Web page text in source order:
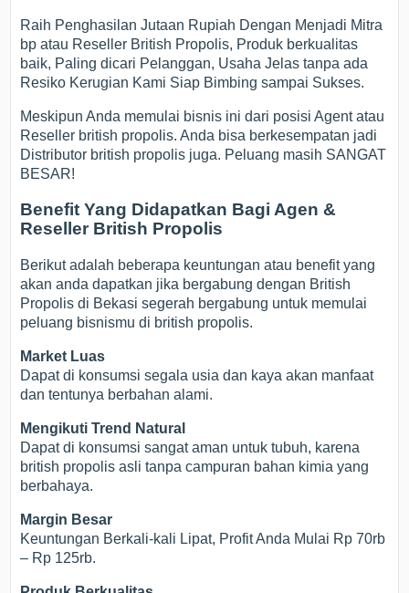
Raih Penghasilan Jutaan Rupiah Dengan Menjadi Mitra
bp atau Reseller British Propolis, Produk berkualitas
baik, Paling dicari Pelanggan, Usaha Jelas tanpa ada
Resiko Kerugian Kami Siap Bimbing sampai Sukses.
Meskipun Anda memulai bisnis ini dari posisi Agent atau
Reseller british propolis. Anda bisa berkesempatan jadi
Distributor british propolis juga. Peluang masih SANGAT
BESAR!
Benefit Yang Didapatkan Bagi Agen &
Reseller British Propolis
Berikut adalah beberapa keuntungan atau benefit yang
akan anda dapatkan jika bergabung dengan British
Propolis di Bekasi segerah bergabung untuk memulai
peluang bisnismu di british propolis.
Market Luas
Dapat di konsumsi segala usia dan kaya akan manfaat
dan tentunya berbahan alami.
Mengikuti Trend Natural
Dapat di konsumsi sangat aman untuk tubuh, karena
british propolis asli tanpa campuran bahan kimia yang
berbahaya.
Margin Besar
Keuntungan Berkali-kali Lipat, Profit Anda Mulai Rp 70rb
– Rp 125rb.